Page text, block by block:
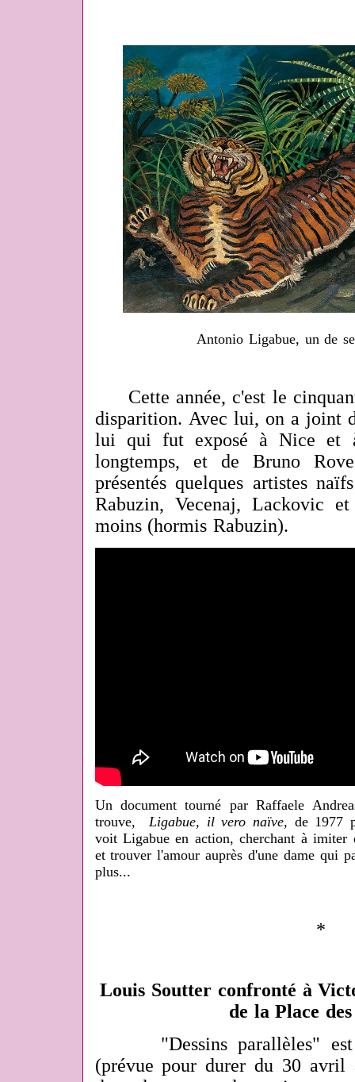
Antonio Ligabue, un de
Cette année, c'est le
disparition. Avec lui, on a joint
lui qui fut exposé à Nice et
longtemps, et de Bruno
présentés quelques artistes
Rabuzin, Vecenaj, Lackovic
moins (hormis Rabuzin).
Un document tourné par Raffaele
trouve, Ligabue, il vero naïve, de 1977
voit Ligabue en action, cherchant à imiter
et trouver l'amour auprès d'une dame qui
plus...
*
Louis Soutter confronté à
de la Place des
"Dessins parallèles" est
(prévue pour durer du 30 avril